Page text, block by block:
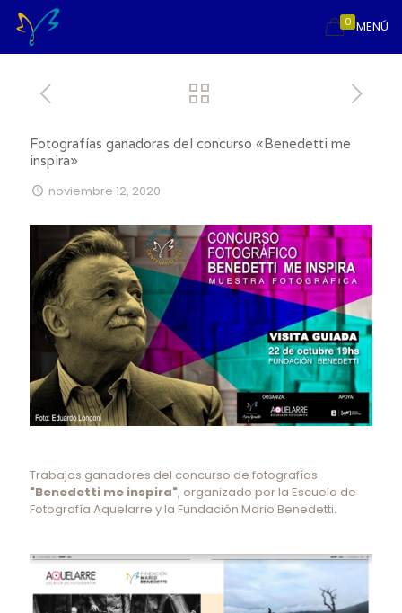
MENÚ
0
Fotografías ganadoras del concurso «Benedetti me
inspira»
noviembre 12, 2020
Trabajos ganadores del concurso de fotografías
"Benedetti me inspira", organizado por la Escuela de
Fotografía Aquelarre y la Fundación Mario Benedetti.